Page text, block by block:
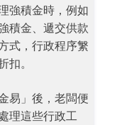
強積金時，例如
積金、遞交供款
式，行政程序䌓
。
易」後，老闆便
理這些行政工